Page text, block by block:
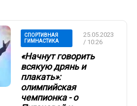
СПОРТИВНАЯ
ГИМНАСТИКА
25.05.2023
/ 10:26
«Начнут говорить
всякую дрянь и
плакать»:
олимпийская
чемпионка - о